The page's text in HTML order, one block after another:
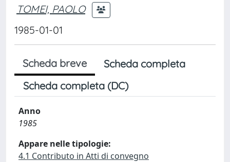
TOMEI, PAOLO
1985-01-01
Scheda breve
Scheda completa
Scheda completa (DC)
Anno
1985
Appare nelle tipologie:
4.1 Contributo in Atti di convegno